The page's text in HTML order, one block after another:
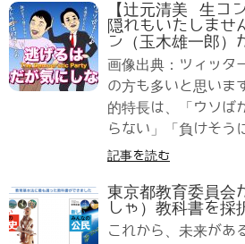
【辻元清美 生コ
隠れもいたしませ
ン（玉木雄一郎）
画像出典：ツィッタ
の方も多いと思いま
的特長は、「ウソば
らない」「負けそうに
記事を読む
東京都教育委員会
しゃ）教科書を採
これから、未来があ